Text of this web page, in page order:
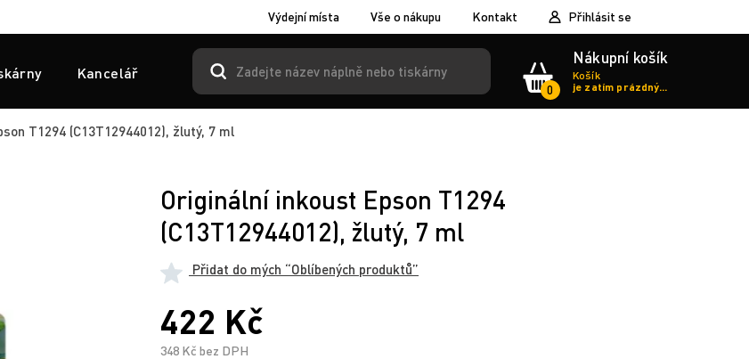
Výdejní místa Vše o nákupu Kontakt Přihlásit se
Kancelář
0
Nákupní košík
Košík
je zatím prázdný...
T1294 (C13T12944012), žlutý, 7 ml
Originální inkoust Epson T1294
(C13T12944012), žlutý, 7 ml
Přidat do mých “Oblíbených produktů”
422 Kč
348 Kč bez DPH